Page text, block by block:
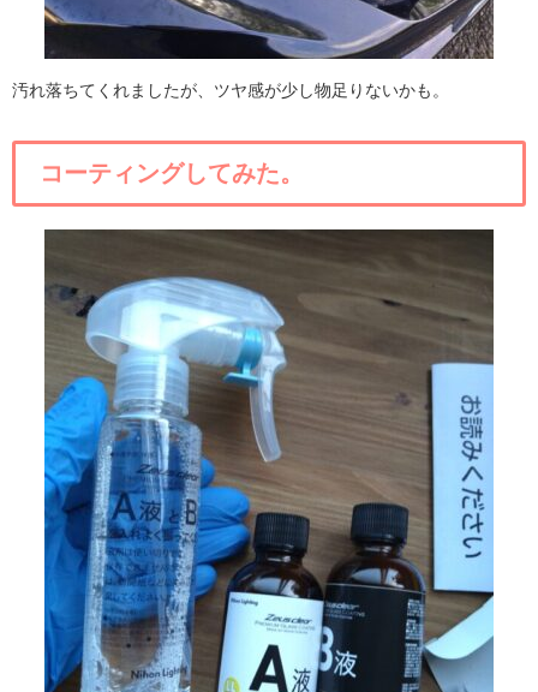
汚れ落ちてくれましたが、ツヤ感が少し物足りないかも。
コーティングしてみた。